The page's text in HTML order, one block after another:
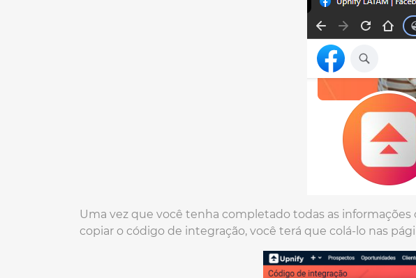
Uma vez que você tenha completado todas as
copiar o código de integração, você terá que colá-lo nas